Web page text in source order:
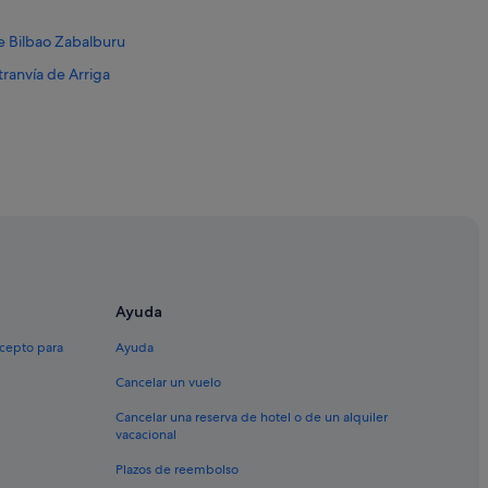
Bilbao Zabalburu
de Arriga
de Bilbao
para
Ayuda
Ayuda
Cancelar un vuelo
Cancelar una reserva de hotel o de un alquiler
vacacional
Plazos de reembolso